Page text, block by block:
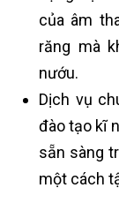
của âm
răng mà
nướu.
Dịch vụ
đào tạo kĩ
sẵn sàng
một cách